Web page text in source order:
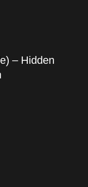
– Hidden